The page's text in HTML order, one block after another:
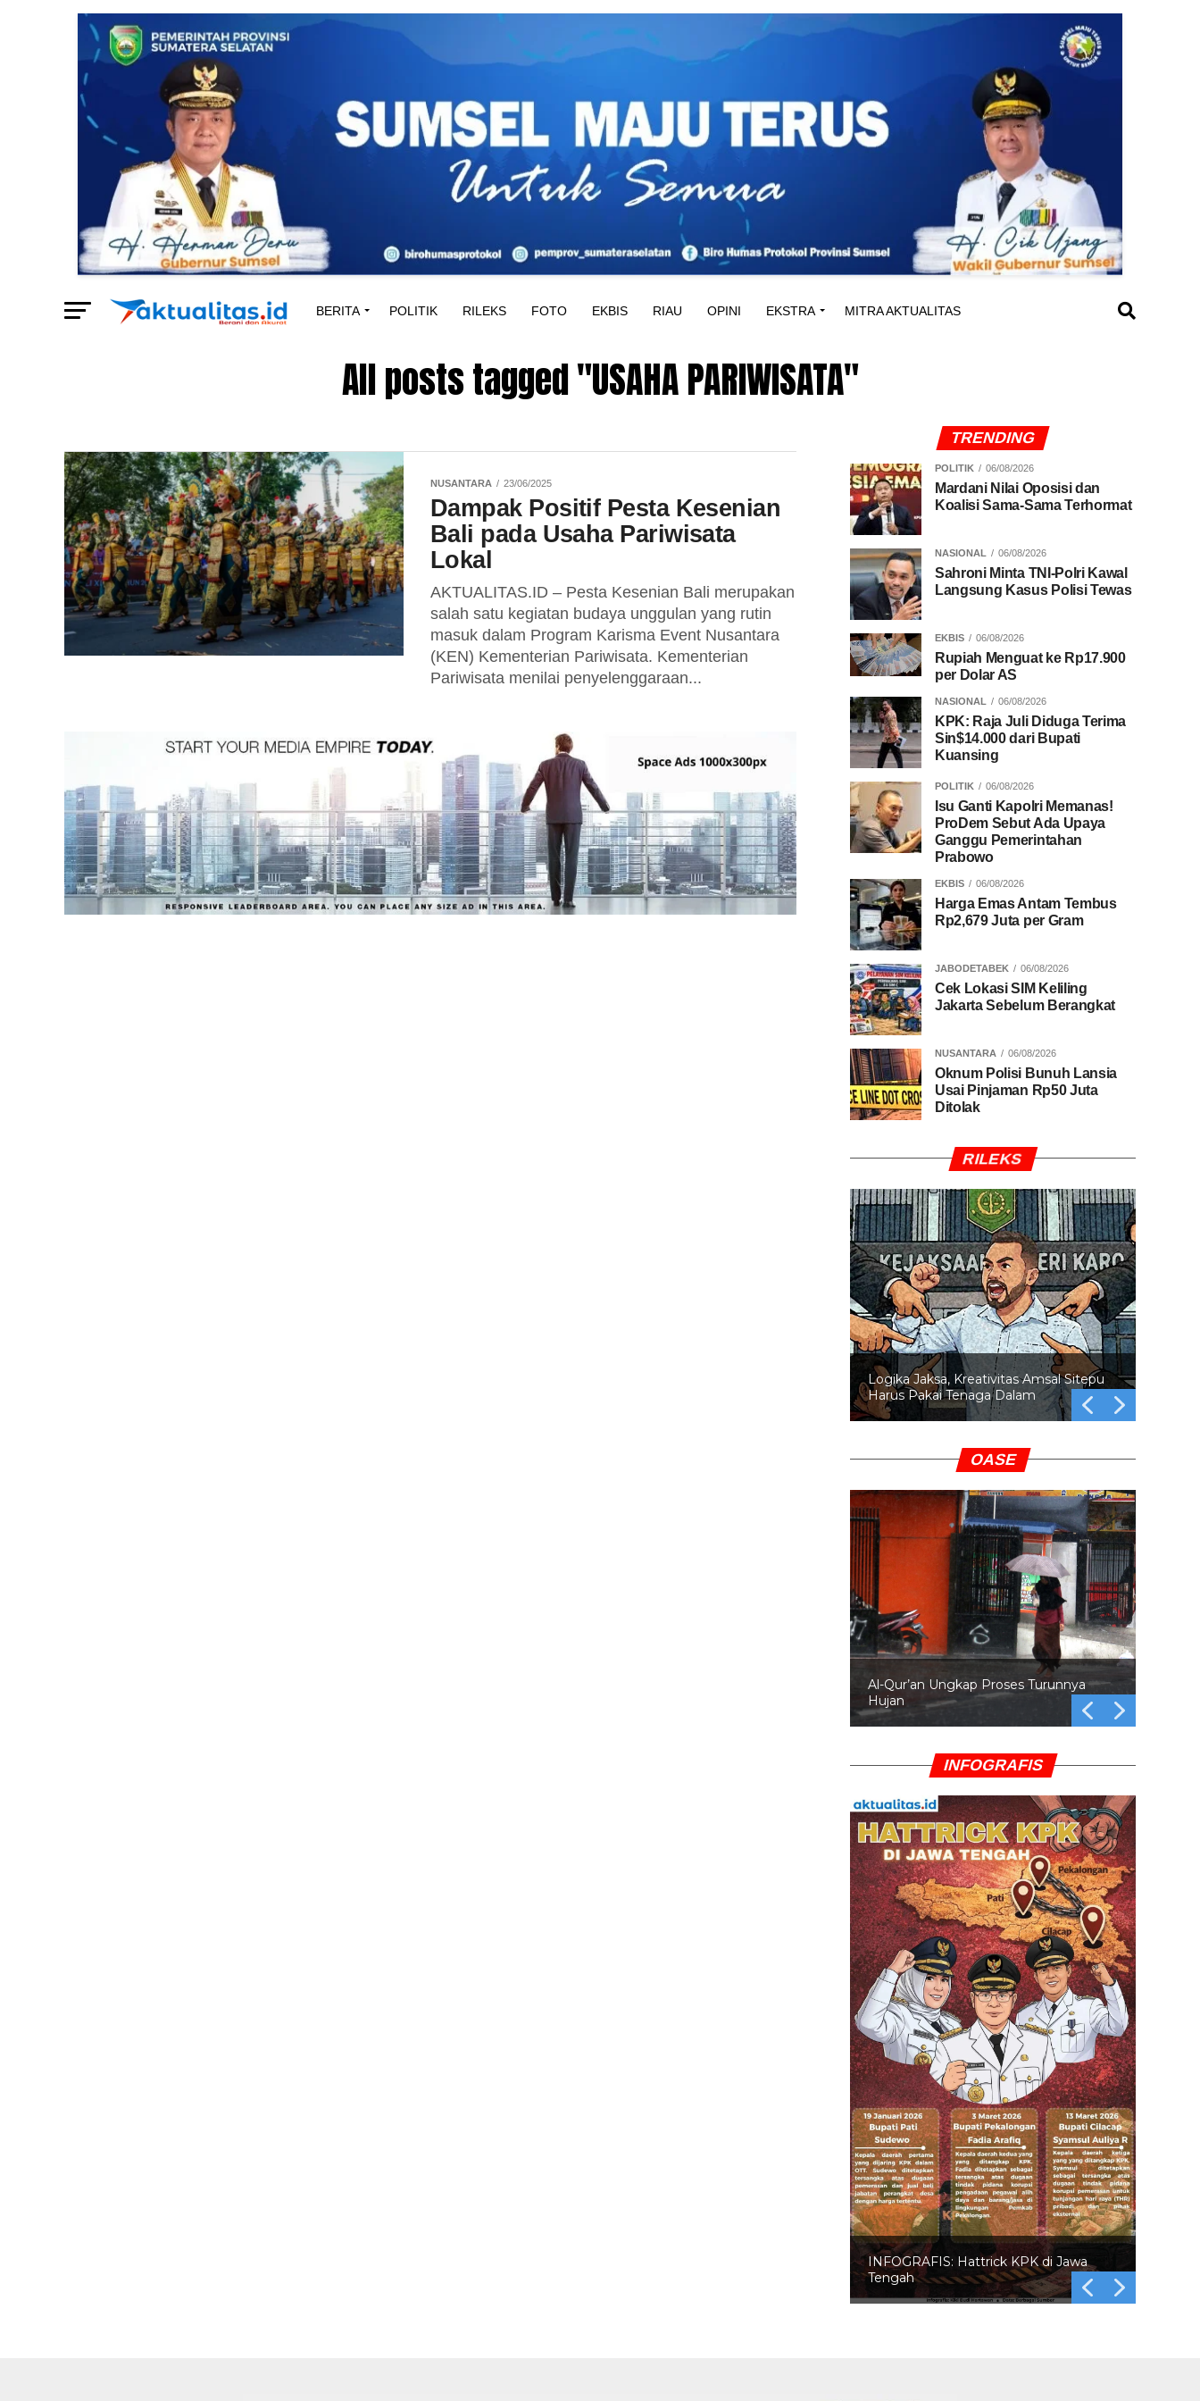
BERITA POLITIK RILEKS FOTO EKBIS RIAU OPINI EKSTRA MITRA AKTUALITAS
All posts tagged "USAHA PARIWISATA"
NUSANTARA 23/06/2025
Dampak Positif Pesta Kesenian
Bali pada Usaha Pariwisata
Lokal
AKTUALITAS.ID – Pesta Kesenian Bali merupakan
salah satu kegiatan budaya unggulan yang rutin
masuk dalam Program Karisma Event Nusantara
(KEN) Kementerian Pariwisata. Kementerian
Pariwisata menilai penyelenggaraan...
TRENDING
POLITIK 06/08/2026
Mardani Nilai Oposisi dan
Koalisi Sama-Sama Terhormat
NASIONAL 06/08/2026
Sahroni Minta TNI-Polri Kawal
Langsung Kasus Polisi Tewas
EKBIS 06/08/2026
Rupiah Menguat ke Rp17.900
per Dolar AS
NASIONAL 06/08/2026
KPK: Raja Juli Diduga Terima
Sin$14.000 dari Bupati
Kuansing
POLITIK 06/08/2026
Isu Ganti Kapolri Memanas!
ProDem Sebut Ada Upaya
Ganggu Pemerintahan
Prabowo
EKBIS 06/08/2026
Harga Emas Antam Tembus
Rp2,679 Juta per Gram
JABODETABEK 06/08/2026
Cek Lokasi SIM Keliling
Jakarta Sebelum Berangkat
NUSANTARA 06/08/2026
Oknum Polisi Bunuh Lansia
Usai Pinjaman Rp50 Juta
Ditolak
RILEKS
Logika Jaksa, Kreativitas Amsal Sitepu
Harus Pakai Tenaga Dalam
OASE
Al-Qur’an Ungkap Proses Turunnya
Hujan
INFOGRAFIS
INFOGRAFIS: Hattrick KPK di Jawa
Tengah